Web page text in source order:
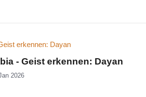
- Geist erkennen: Dayan
2026